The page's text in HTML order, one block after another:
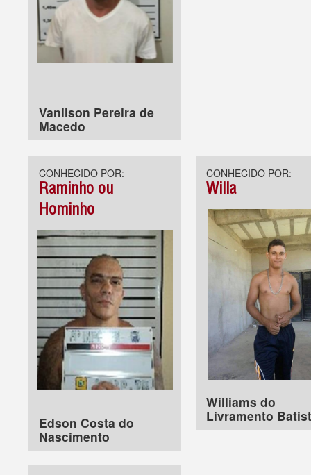
Vanilson Pereira de
Macedo
CONHECIDO POR:
Raminho ou
Hominho
Edson Costa do
Nascimento
CONHECIDO POR:
Willa
Williams do
Livramento